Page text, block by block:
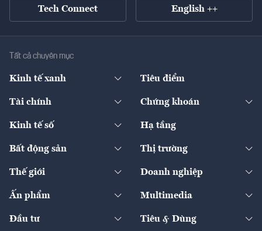
Tech Connect English ++
Tất cả chuyên mục
Kinh tế xanh
Diễn đàn
Tiêu điểm
Tài chính
Ngân hàng
Bảo hiểm
Chứng khoán
Doanh nghiệp niêm yết
Khung pháp lý
Kinh tế số
Sản phẩm - Thị trường
Start-up
Quản trị số
Hạ tầng
Bất động sản
Chính sách
Thị trường
Thị trường
Thế giới
Kinh tế
Doanh nghiệp
Ấn phẩm
The Guide
Multimedia
Đầu tư Tiêu & Dùng